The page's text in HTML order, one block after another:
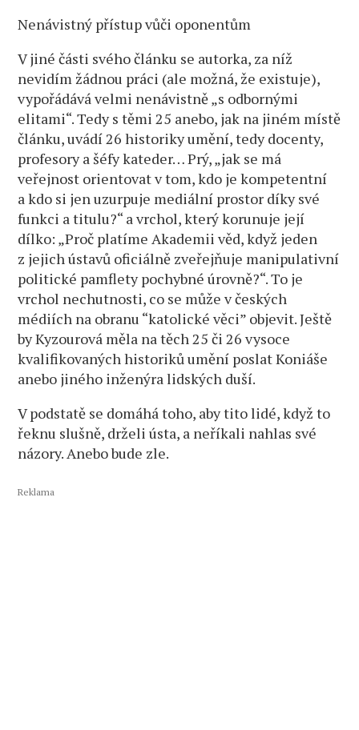
Nenávistný přístup vůči oponentům
V jiné části svého článku se autorka, za níž
nevidím žádnou práci (ale možná, že existuje),
vypořádává velmi nenávistně „s odbornými
elitami“. Tedy s těmi 25 anebo, jak na jiném místě
článku, uvádí 26 historiky umění, tedy docenty,
profesory a šéfy kateder… Prý, „jak se má
veřejnost orientovat v tom, kdo je kompetentní
a kdo si jen uzurpuje mediální prostor díky své
funkci a titulu?“ a vrchol, který korunuje její
dílko: „Proč platíme Akademii věd, když jeden
z jejich ústavů oficiálně zveřejňuje manipulativní
politické pamflety pochybné úrovně?“. To je
vrchol nechutnosti, co se může v českých
médiích na obranu “katolické věci” objevit. Ještě
by Kyzourová měla na těch 25 či 26 vysoce
kvalifikovaných historiků umění poslat Koniáše
anebo jiného inženýra lidských duší.
V podstatě se domáhá toho, aby tito lidé, když to
řeknu slušně, drželi ústa, a neříkali nahlas své
názory. Anebo bude zle.
Reklama